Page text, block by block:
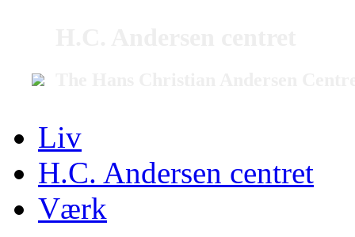
Liv
H.C. Andersen centret
Værk